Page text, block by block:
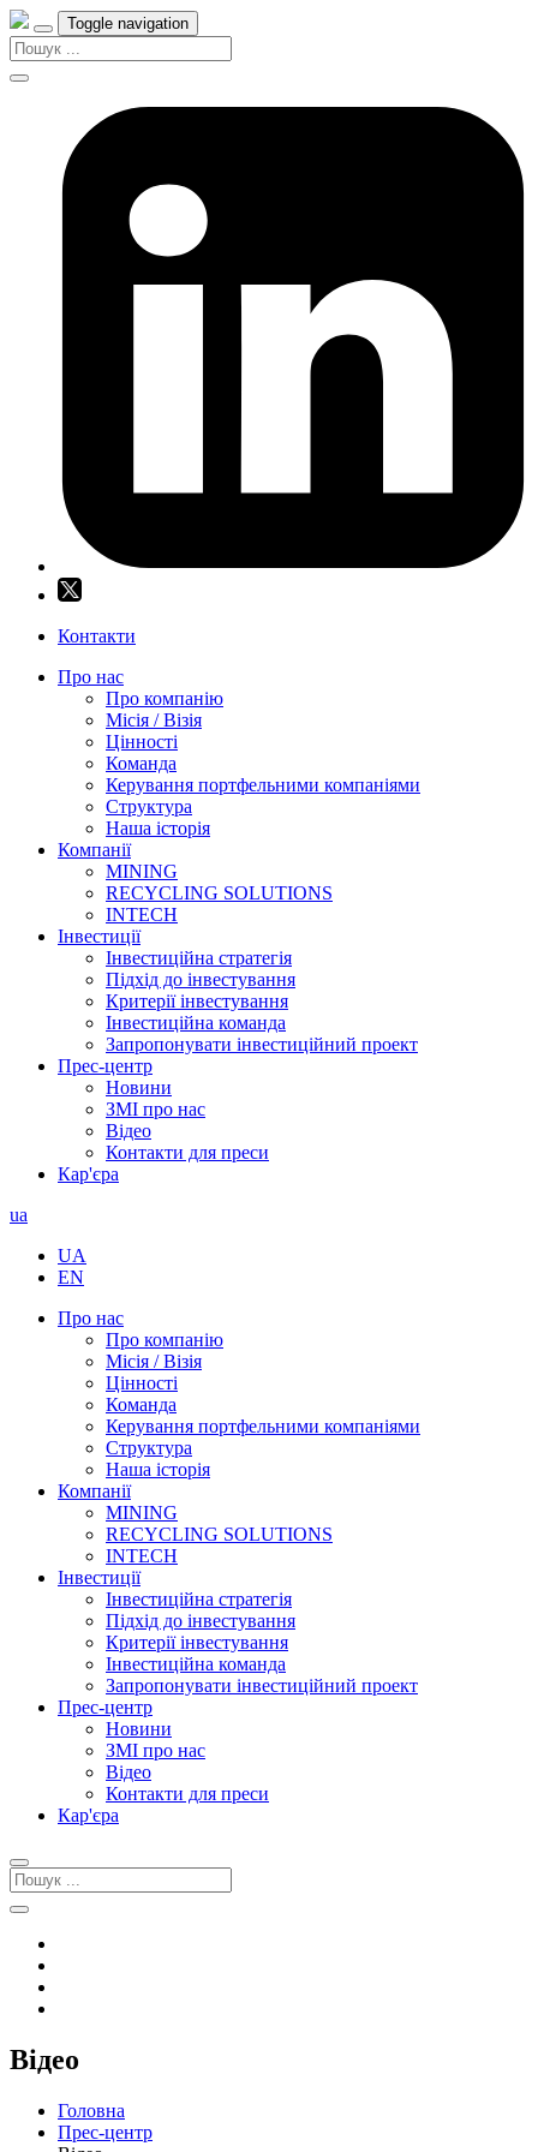
Toggle navigation
Контакти
Про нас
Про компанію
Місія / Візія
Цінності
Команда
Керування портфельними компаніями
Структура
Наша історія
Компанії
MINING
RECYCLING SOLUTIONS
INTECH
Інвестиції
Інвестиційна стратегія
Підхід до інвестування
Критерії інвестування
Інвестиційна команда
Запропонувати інвестиційний проект
Прес-центр
Новини
ЗМІ про нас
Відео
Контакти для преси
Кар'єра
ua
UA
EN
Про нас
Про компанію
Місія / Візія
Цінності
Команда
Керування портфельними компаніями
Структура
Наша історія
Компанії
MINING
RECYCLING SOLUTIONS
INTECH
Інвестиції
Інвестиційна стратегія
Підхід до інвестування
Критерії інвестування
Інвестиційна команда
Запропонувати інвестиційний проект
Прес-центр
Новини
ЗМІ про нас
Відео
Контакти для преси
Кар'єра
Відео
Головна
Прес-центр